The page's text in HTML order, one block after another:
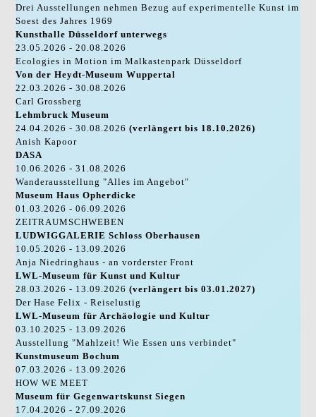
Drei Ausstellungen nehmen Bezug auf experimentelle Kunst im
Soest des Jahres 1969
Kunsthalle Düsseldorf unterwegs
23.05.2026 - 20.08.2026
Ecologies in Motion im Malkastenpark Düsseldorf
Von der Heydt-Museum Wuppertal
22.03.2026 - 30.08.2026
Carl Grossberg
Lehmbruck Museum
24.04.2026 - 30.08.2026(verlängert bis 18.10.2026)
Anish Kapoor
DASA
10.06.2026 - 31.08.2026
Wanderausstellung "Alles im Angebot"
Museum Haus Opherdicke
01.03.2026 - 06.09.2026
ZEITRAUMSCHWEBEN
LUDWIGGALERIE Schloss Oberhausen
10.05.2026 - 13.09.2026
Anja Niedringhaus - an vorderster Front
LWL-Museum für Kunst und Kultur
28.03.2026 - 13.09.2026(verlängert bis 03.01.2027)
Der Hase Felix - Reiselustig
LWL-Museum für Archäologie und Kultur
03.10.2025 - 13.09.2026
Ausstellung "Mahlzeit! Wie Essen uns verbindet"
Kunstmuseum Bochum
07.03.2026 - 13.09.2026
HOW WE MEET
Museum für Gegenwartskunst Siegen
17.04.2026 - 27.09.2026